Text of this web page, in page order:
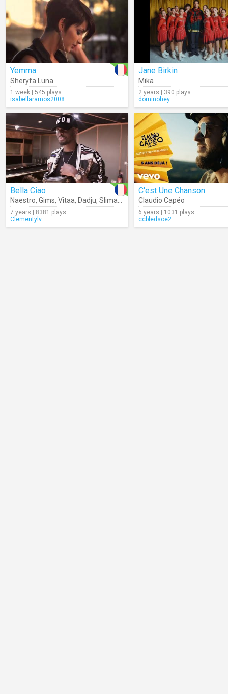
Yemma
Sheryfa Luna
1 week | 545 plays
isabellaramos2008
Jane Birkin
Mika
2 years | 390 plays
dominohey
Bella Ciao
Naestro, Gims, Vitaa, Dadju, Slimane
7 years | 8381 plays
Clementylv
C'est Une Chanson
Claudio Capéo
6 years | 1031 plays
ccbledsoe2